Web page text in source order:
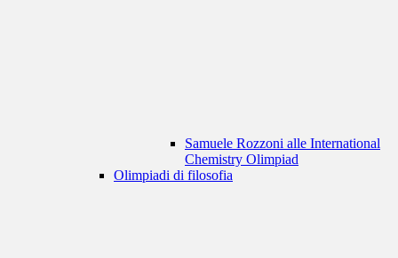
Samuele Rozzoni alle International
Chemistry Olimpiad
Olimpiadi di filosofia